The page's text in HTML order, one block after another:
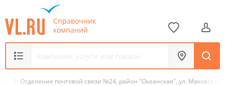
Справочник
компаний
/ Отделение почтовой связи №24, район "Океанская", ул.